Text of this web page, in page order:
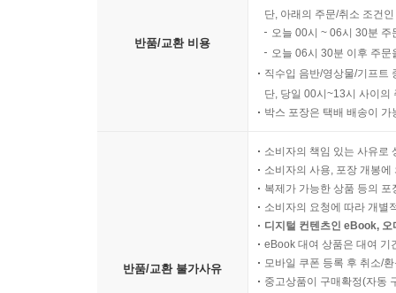
반품/교환 비용
단, 아래의 주문/취소 조건
오늘 00시 ~ 06시 30분
오늘 06시 30분 이후 주
직수입 음반/영상물/기프트
단, 당일 00시~13시 사이의
박스 포장은 택배 배송이
반품/교환 불가사유
소비자의 책임 있는 사유로
소비자의 사용, 포장 개봉
복제가 가능한 상품 등의
소비자의 요청에 따라 개별
디지털 컨텐츠인 eBook,
eBook 대여 상품은 대여 기
모바일 쿠폰 등록 후 취소/
중고상품이 구매확정(자동